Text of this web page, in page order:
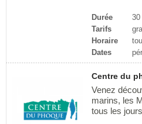
Durée
30
Tarifs
Horaire
Dates
Centre du
Venez
marins, les
tous les